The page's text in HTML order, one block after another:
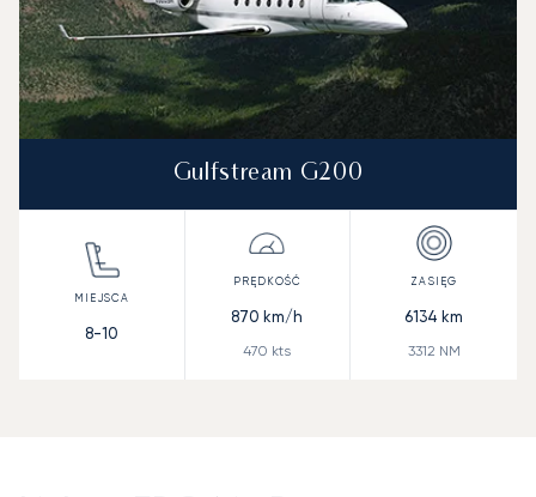
Gulfstream G200
8-10
870 km/h
470 kts
6134 km
3312 NM